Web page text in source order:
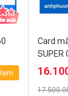
Card
SUPER